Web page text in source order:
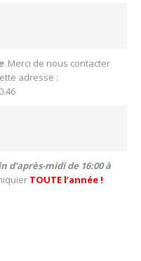
. Merci de nous contacter
adresse :
midi de 16:00 à
TOUTE l’année !